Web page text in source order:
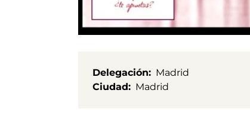
Delegación
Madrid
Ciudad
Madrid